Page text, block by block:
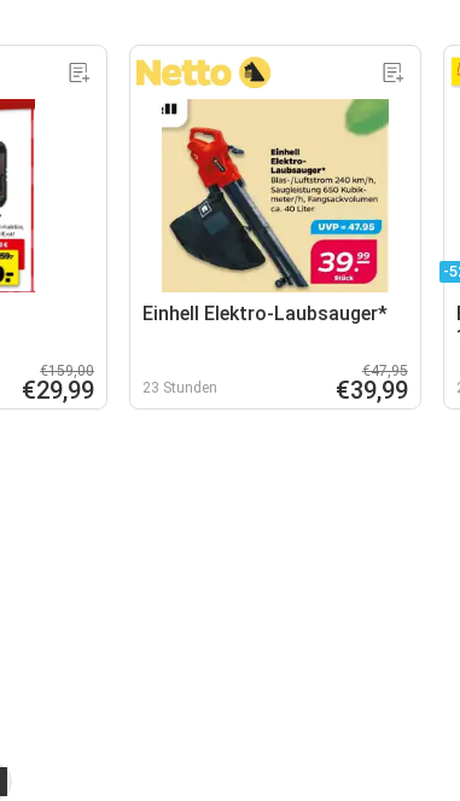
€159,00
€29,99
Einhell Elektro-Laubsauger*
23 Stunden
€47,95
€39,99
-